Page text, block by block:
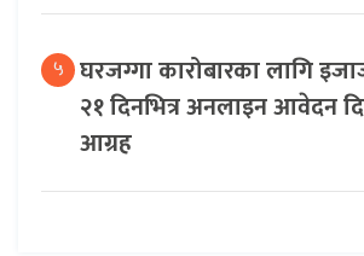
५ घरजग्गा कारोबारका लागि
२१ दिनभित्र अनलाइन आवेदन
आग्रह